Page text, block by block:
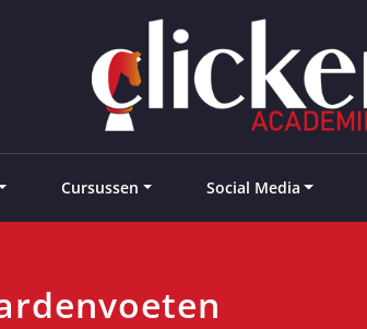
Cursussen Social Media